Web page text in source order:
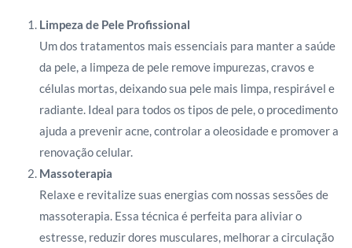
Limpeza de Pele Profissional
Um dos tratamentos mais essenciais para manter a saúde
da pele, a limpeza de pele remove impurezas, cravos e
células mortas, deixando sua pele mais limpa, respirável e
radiante. Ideal para todos os tipos de pele, o procedimento
ajuda a prevenir acne, controlar a oleosidade e promover a
renovação celular.
Massoterapia
Relaxe e revitalize suas energias com nossas sessões de
massoterapia. Essa técnica é perfeita para aliviar o
estresse, reduzir dores musculares, melhorar a circulação